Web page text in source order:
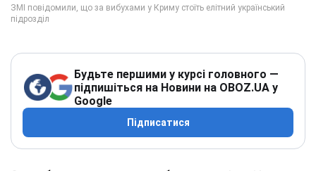
Будьте першими у курсі головного —
підпишіться на Новини на OBOZ.UA у
Google
Підписатися